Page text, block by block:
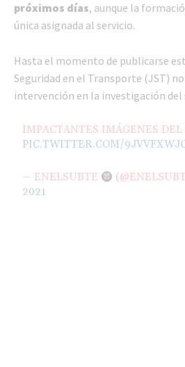
próximos días, aunque la
única asignada al servicio.
Hasta el momento de publicarse
Seguridad en el Transporte (JST)
intervención en la investigación del
IMPACTANTES IMÁGENES
PIC.TWITTER.COM/
— ENELSUBTE
2021